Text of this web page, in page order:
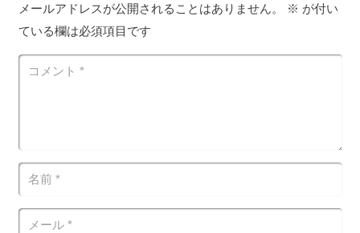
メールアドレスが公開されることはありません。 ※ が付い
ている欄は必須項目です